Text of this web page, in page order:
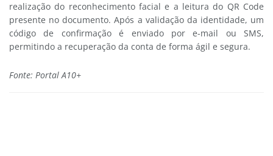
realização do reconhecimento facial e a leitura do QR Code
presente no documento. Após a validação da identidade, um
código de confirmação é enviado por e-mail ou SMS,
permitindo a recuperação da conta de forma ágil e segura.
Fonte: Portal A10+